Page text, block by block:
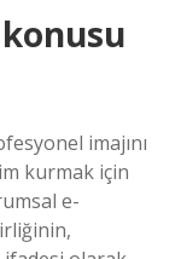
imajını
kurmak için
e-